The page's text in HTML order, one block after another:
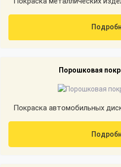
Порошковая
Покраска автомобильных